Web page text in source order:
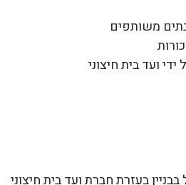
משותפים
ועד בית חיצוני
בעזרת חברת ועד בית חיצוני